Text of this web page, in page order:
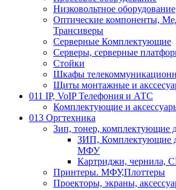
Низковольтное оборудование
Оптические компоненты,
Трансиверы
Серверные Комплектующие
Серверы, серверные
Стойки
Шкафы
Щиты монтажные и
011 IP, VoIP Телефония и АТС
Комплектующие и
013 Оргтехника
Зип, тонер, комплектующие
ЗИП, Комплектующие
МФУ
Картриджи, чернила,
Принтеры. МФУ,Плоттеры
Проекторы, экраны,